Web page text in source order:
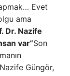
Evet
ama
Dr. Nazife
var”Son
Güngör,